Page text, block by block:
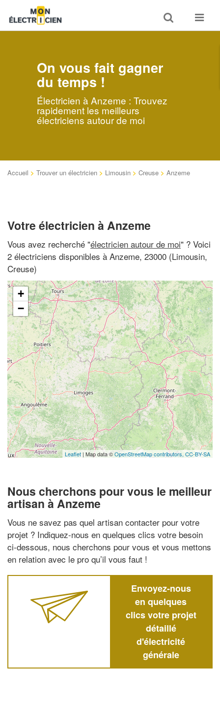
Toggle
search
Toggle
On vous fait gagner
du temps !
Électricien à Anzeme : Trouvez
rapidement les meilleurs
électriciens autour de moi
Accueil > Trouver un électricien > Limousin > Creuse > Anzeme
Votre électricien à Anzeme
Vous avez recherché "électricien autour de moi" ? Voici
2 électriciens disponibles à Anzeme, 23000 (Limousin,
Creuse)
+
−
Leaflet | Map data ©OpenStreetMap contributors, CC-BY-SA
Nous cherchons pour vous le meilleur
artisan à Anzeme
Vous ne savez pas quel artisan contacter pour votre
projet ? Indiquez-nous en quelques clics votre besoin
ci-dessous, nous cherchons pour vous et vous mettons
en relation avec le pro qu’il vous faut !
Envoyez-nous
en quelques
clics votre projet
détaillé
d'électricité
générale